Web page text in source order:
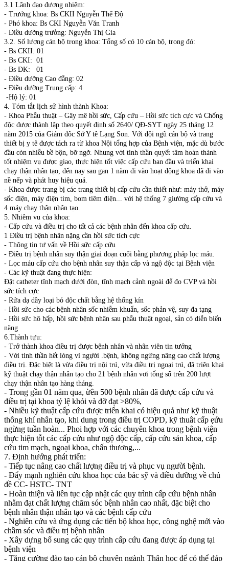
3.1 Lãnh đạo đương nhiệm:
- Trưởng khoa: Bs CKII Nguyễn Thế Độ
- Phó khoa: Bs CKI Nguyễn Văn Tranh
- Điều dưỡng trưởng: Nguyễn Thị Gia
3.2. Số lượng cán bộ trong khoa: Tổng số có 10 cán bộ, trong đó:
- Bs CKII: 01
- Bs CKI: 01
- Bs ĐK: 01
- Điều dưỡng Cao đẳng: 02
- Điều dưỡng Trung cấp: 4
-Hộ lý: 01
4. Tóm tắt lịch sử hình thành Khoa:
- Khoa Phẫu thuật – Gây mê hồi sức, Cấp cứu – Hồi sức tích cực và Chống
độc được thành lập theo quyết định số 2640/ QĐ-SYT ngày 25 tháng 12
năm 2015 của Giám đôc Sở Y tê Lạng Son. Với đội ngũ cán bộ và trang
thiết bị y tê được tách ra từ khoa Nội tổng hợp của Bệnh viện, mặc dù bước
đầu còn nhiễu bề bộn, bỡ ngỡ. Nhung với tinh thần quyết tâm hoàn thành
tốt nhiệm vụ được giao, thực hiện tốt việc cấp cứu ban đầu và triển khai
chạy thận nhân tạo, đến nay sau gan 1 năm đi vào hoạt động khoa đã đi vào
nề nếp và phát huy hiệu quả.
- Khoa được trang bị các trang thiết bị cấp cứu cần thiết như: máy thở, máy
sốc điện, máy điện tim, bom tiêm điện... với hệ thống 7 giường cấp cứu và
4 máy chạy thận nhân tạo.
5. Nhiêm vu của khoa:
- Cấp cứu và điều trị cho tất cả các bệnh nhân đến khoa cấp cứu.
1 Điều trị bệnh nhân nặng cần hồi sức tích cực
- Thông tin tư vấn về Hồi sức cấp cứu
- Điều trị bệnh nhân suy thận giai đoạn cuối bằng phương pháp lọc máu.
- Lọc máu cấp cứu cho bệnh nhân suy thận cấp và ngộ độc tại Bệnh viện
- Các kỹ thuật đang thực hiện:
Đặt catheter tĩnh mạch dưới đòn, tĩnh mạch cảnh ngoài để đo CVP và hồi
sức tích cực
- Rửa dạ dầy loại bỏ độc chất bằng hệ thống kín
- Hồi sức cho các bệnh nhân sốc nhiễm khuẩn, sốc phản vệ, suy đa tạng
- Hồi sức hô hấp, hồi sức bệnh nhân sau phẫu thuật ngoại, sản có diễn biến
nặng
6.Thành tựu:
- Trở thành khoa điều trị được bệnh nhân và nhân viên tin tưởng
- Với tinh thần hết lòng vì ngựời .bệnh, không ngừng nâng cao chất lượng
điều trị. Đặc biệt là vừa điều trị nội trú, vừa điều trị ngoại trú, đã triên khai
kỹ thuật chạy thận nhân tạo cho 21 bệnh nhân vơi tổng số trên 200 lượt
chạy thận nhân tạo hàng tháng.
- Trong gần 01 năm qua, ừên 500 bệnh nhân đã được cấp cứu và
điều trị tại khoa tỷ lệ khỏi và đỡ đạt >80%,
- Nhiều kỹ thuật cấp cứu được triển khai có hiệu quả như kỹ thuật
thông khí nhân tạo, khi dung trong điều trị COPD, kỹ thuât cấp ẹứu
ngừng tuần hoàn... Phoi hợp với các chuyên khoa trong bệnh viện
thực hiện tỗt các cấp cứu như ngộ độc cấp, cấp cứu sản khoa, cấp
cứu tim mạch, ngoại khoa, chấn thương,...
7. Định hướng phát triển:
- Tiếp tục nâng cao chất lượng điều trị và phục vụ người bệnh.
- Đẩy mạnh nghiên cứu khoa học của bác sỹ và điều dưỡng về chủ
đề CC- HSTC- TNT
- Hoàn thiện và liên tục cập nhật các quy trình cấp cứu bệnh nhân
nhằm đạt chất lượng chăm sóc bệnh nhân cao nhất, đặc biệt cho
bệnh nhân thận nhân tạo và các bệnh cấp cứu
- Nghiên cứu và ứng dụng các tiến bộ khoa học, công nghệ mới vào
chầm sóc và điều trị bệnh nhân
- Xây dựng bổ sung các quy trình cấp cứu đang được áp dụng tại
bệnh viện
- Tăng cường đào tạo cán bộ chuyên ngành Thận học để có thể đáp